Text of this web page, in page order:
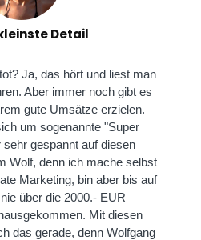
Detail
Ja, das hört und liest man
Aber immer noch gibt es
gute Umsätze erzielen.
um sogenannte "Super
gespannt auf diesen
Wolf, denn ich mache selbst
Marketing, bin aber bis auf
über die 2000.- EUR
Mit diesen
das gerade, denn Wolfgang